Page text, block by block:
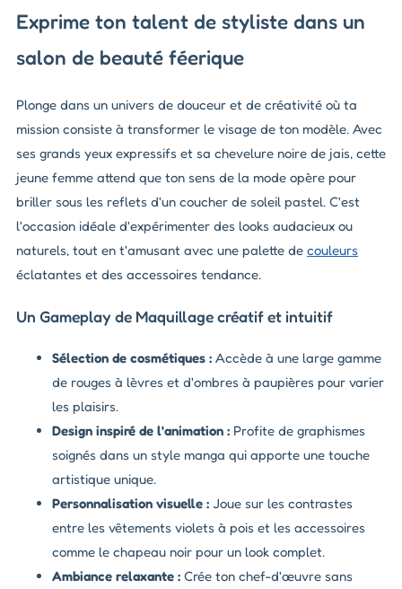
Exprime ton talent de styliste dans un
salon de beauté féerique
Plonge dans un univers de douceur et de créativité où ta
mission consiste à transformer le visage de ton modèle. Avec
ses grands yeux expressifs et sa chevelure noire de jais, cette
jeune femme attend que ton sens de la mode opère pour
briller sous les reflets d'un coucher de soleil pastel. C'est
l'occasion idéale d'expérimenter des looks audacieux ou
naturels, tout en t'amusant avec une palette de couleurs
éclatantes et des accessoires tendance.
Un Gameplay de Maquillage créatif et intuitif
Sélection de cosmétiques : Accède à une large gamme
de rouges à lèvres et d'ombres à paupières pour varier
les plaisirs.
Design inspiré de l'animation : Profite de graphismes
soignés dans un style manga qui apporte une touche
artistique unique.
Personnalisation visuelle : Joue sur les contrastes
entre les vêtements violets à pois et les accessoires
comme le chapeau noir pour un look complet.
Ambiance relaxante : Crée ton chef-d'œuvre sans